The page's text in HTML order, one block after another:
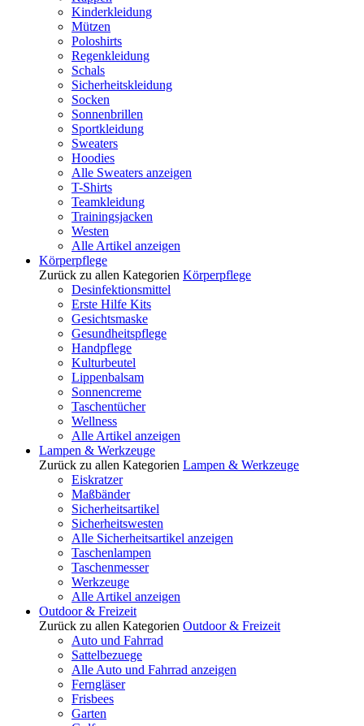
Kinderkleidung
Mützen
Poloshirts
Regenkleidung
Schals
Sicherheitskleidung
Socken
Sonnenbrillen
Sportkleidung
Sweaters
Hoodies
Alle Sweaters anzeigen
T-Shirts
Teamkleidung
Trainingsjacken
Westen
Alle Artikel anzeigen
Körperpflege
Zurück zu allen Kategorien Körperpflege
Desinfektionsmittel
Erste Hilfe Kits
Gesichtsmaske
Gesundheitspflege
Handpflege
Kulturbeutel
Lippenbalsam
Sonnencreme
Taschentücher
Wellness
Alle Artikel anzeigen
Lampen & Werkzeuge
Zurück zu allen Kategorien Lampen & Werkzeuge
Eiskratzer
Maßbänder
Sicherheitsartikel
Sicherheitswesten
Alle Sicherheitsartikel anzeigen
Taschenlampen
Taschenmesser
Werkzeuge
Alle Artikel anzeigen
Outdoor & Freizeit
Zurück zu allen Kategorien Outdoor & Freizeit
Auto und Fahrrad
Sattelbezuege
Alle Auto und Fahrrad anzeigen
Ferngläser
Frisbees
Garten